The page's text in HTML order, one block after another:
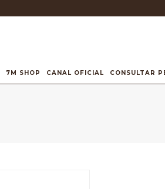
7M SHOP CANAL OFICIAL CONSULTAR